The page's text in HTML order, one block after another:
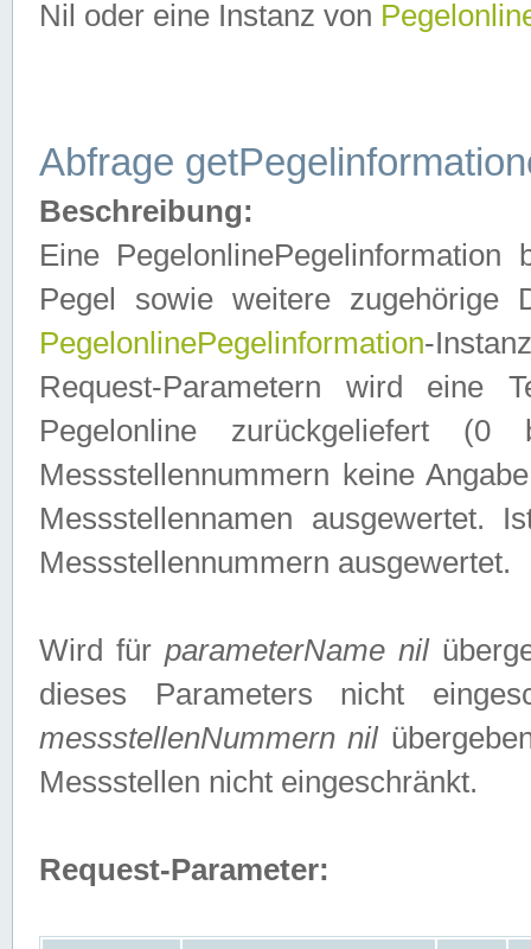
Nil oder eine Instanz von
Abfrage
Beschreibung:
Eine
Pegel sowie weitere zugehörige
PegelonlinePegelinformation-
Request-Parametern wird eine
Pegelonline zurückgeliefert
Messstellennummern keine
Messstellennamen ausgewertet.
Messstellennummern ausgewertet.
Wird fürparameterName nil
dieses Parameters nicht
messstellenNummern nil
Messstellen nicht eingeschränkt.
Request-Parameter: